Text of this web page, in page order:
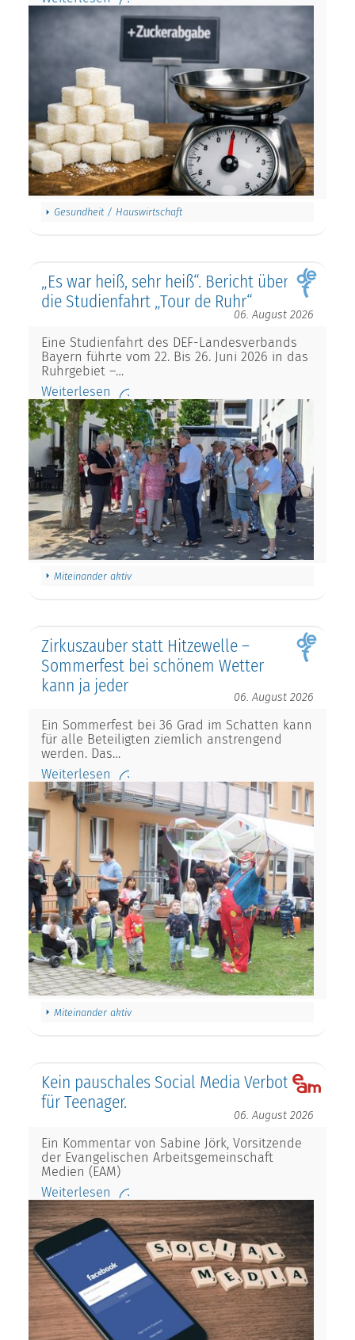
Gesundheit / Hauswirtschaft
„Es war heiß, sehr heiß“. Bericht über
die Studienfahrt „Tour de Ruhr“
06. August 2026
Eine Studienfahrt des DEF-Landesverbands
Bayern führte vom 22. Bis 26. Juni 2026 in das
Ruhrgebiet –…
Weiterlesen
Miteinander aktiv
Zirkuszauber statt Hitzewelle –
Sommerfest bei schönem Wetter
kann ja jeder
06. August 2026
Ein Sommerfest bei 36 Grad im Schatten kann
für alle Beteiligten ziemlich anstrengend
werden. Das…
Weiterlesen
Miteinander aktiv
Kein pauschales Social Media Verbot
für Teenager.
06. August 2026
Ein Kommentar von Sabine Jörk, Vorsitzende
der Evangelischen Arbeitsgemeinschaft
Medien (EAM)
Weiterlesen